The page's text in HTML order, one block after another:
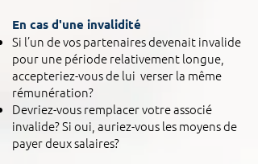
En cas d'une invalidité
Si l’un de vos partenaires devenait invalide
pour une période relativement longue,
accepteriez-vous de lui verser la même
rémunération?
Devriez-vous remplacer votre associé
invalide? Si oui, auriez-vous les moyens de
payer deux salaires?